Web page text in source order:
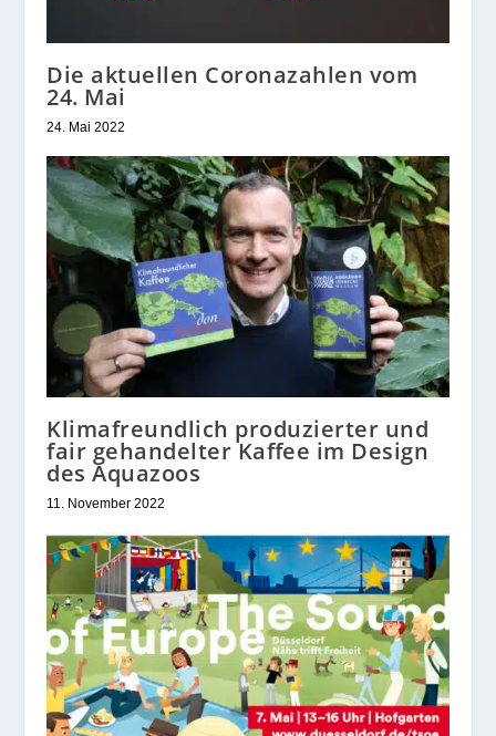
Die aktuellen Coronazahlen vom
24. Mai
24. Mai 2022
Klimafreundlich produzierter und
fair gehandelter Kaffee im Design
des Aquazoos
11. November 2022